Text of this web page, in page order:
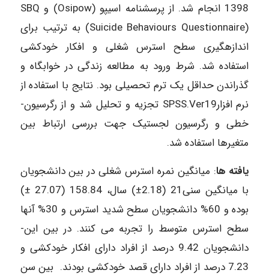
1398 انجام­ شد. از پرسشنامه اسیپو (Osipow) و SBQ
(Suicide Behaviours Questionnaire) به ترتیب برای
اندازه­گیری سطح استرس شغلی و افکار خودکشی
استفاده ­شد. شرط ورود به ­مطالعه زندگی در خوابگاه و
گذراندن حداقل یک ترم ­تحصیلی بود. نتایج با استفاده از
نرم افزارSPSS.Ver19 تجزیه و تحلیل شد و از رگرسیون­
خطی و رگرسیون ­لجستیک جهت بررسی ارتباط بین
متغیرها استفاده ­شد.
یافته­ ها: میانگین نمره استرس ­شغلی در بین دانشجویان
با میانگین­ سنی21 (2.18±) سال، 158.84 (27.07 ±)
بوده و 60% دانشجویان سطح­ شدید استرس و 30% آن­ها
سطح ­استرس­ متوسط را تجربه­ می­­ کنند. در بین­ این­
دانشجویان 9.42 درصد از افراد دارای افکار خودکشی و
7.23 درصد از افراد دارای قصد خودکشی بودند. بین سن